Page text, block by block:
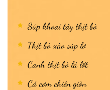
Súp khoai tây thịt bò
Thịt bò xào súp lơ
Canh thịt bò lá lốt
Cá cơm chiên giòn